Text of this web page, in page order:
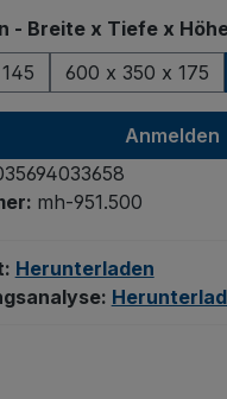
- Breite x Tiefe x
600 x 350 x 175
Anmelden
mh-951.500
Herunterladen